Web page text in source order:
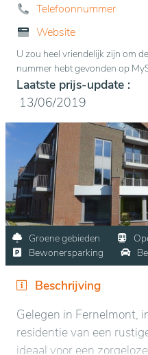
Telefoonnummer
Website
U zou heel vriendelijk zijn om
nummer hebt gevonden op
Laatste prijs-update :
13/06/2019
Groene gebieden
Bewonersparking
Beschrijving
Gelegen in Fernelmont,
residentie van een
ideaal voor een